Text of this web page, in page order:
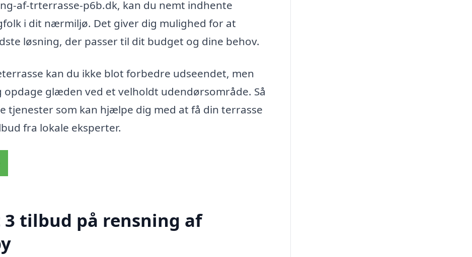
af-trterrasse-p6b.dk, kan du nemt indhente
i dit nærmiljø. Det giver dig mulighed for at
løsning, der passer til dit budget og dine behov.
kan du ikke blot forbedre udseendet, men
glæden ved et velholdt udendørsområde. Så
tjenester som kan hjælpe dig med at få din terrasse
fra lokale eksperter.
tilbud på rensning af